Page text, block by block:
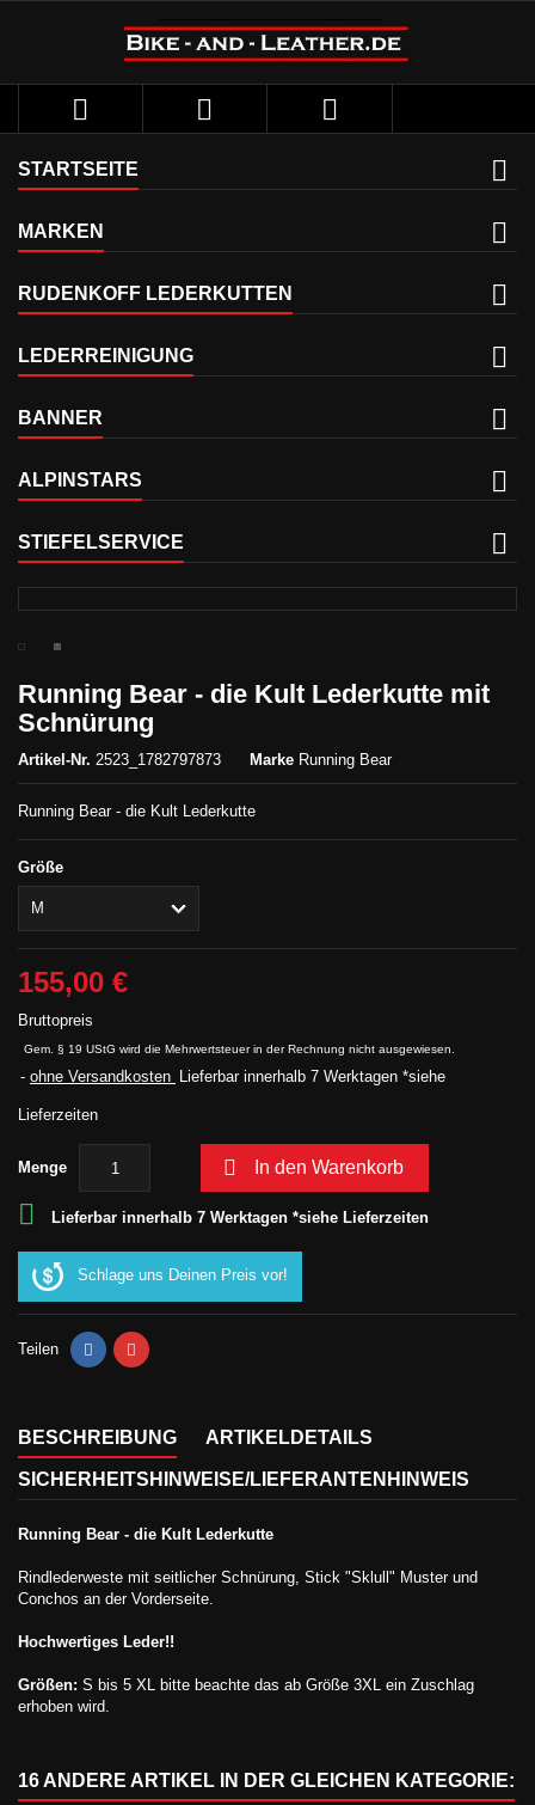
  
STARTSEITE
MARKEN
RUDENKOFF LEDERKUTTEN
LEDERREINIGUNG
BANNER
ALPINSTARS
STIEFELSERVICE
Running Bear - die Kult Lederkutte mit
Schnürung
Artikel-Nr. 2523_1782797873 Marke Running Bear
Running Bear - die Kult Lederkutte
Größe
155,00 €
Bruttopreis
Gem. § 19 UStG wird die Mehrwertsteuer in der Rechnung nicht ausgewiesen.
ohne Versandkosten Lieferbar innerhalb 7 Werktagen *siehe
Lieferzeiten
Menge  In den Warenkorb
 Lieferbar innerhalb 7 Werktagen *siehe Lieferzeiten
Schlage uns Deinen Preis vor!
Teilen
BESCHREIBUNG ARTIKELDETAILS
SICHERHEITSHINWEISE/LIEFERANTENHINWEIS
Running Bear - die Kult Lederkutte
Rindlederweste mit seitlicher Schnürung, Stick "Sklull" Muster und
Conchos an der Vorderseite.
Hochwertiges Leder!!
Größen: S bis 5 XL bitte beachte das ab Größe 3XL ein Zuschlag
erhoben wird.
16 ANDERE ARTIKEL IN DER GLEICHEN KATEGORIE: